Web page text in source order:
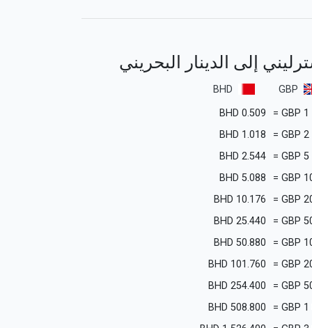
إلى الدينار البحريني
GBP
BHD
1
GBP
=
0.509
BHD
2
GBP
=
1.018
BHD
5
GBP
=
2.544
BHD
GBP
=
5.088
BHD
GBP
=
10.176
BHD
GBP
=
25.440
BHD
GBP
=
50.880
BHD
GBP
=
101.760
BHD
GBP
=
254.400
BHD
1
GBP
=
508.800
BHD